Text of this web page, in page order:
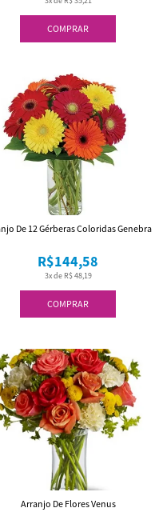
COMPRAR
COMPRAR
3x de R$ 48,19
R$144,58
De 12 Gérberas Coloridas Genebra
Arranjo De Flores Venus